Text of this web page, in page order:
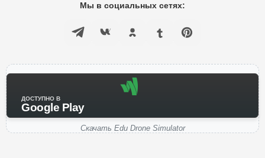
Мы в социальных сетях:
ДОСТУПНО В
Google Play
Скачать Edu Drone Simulator